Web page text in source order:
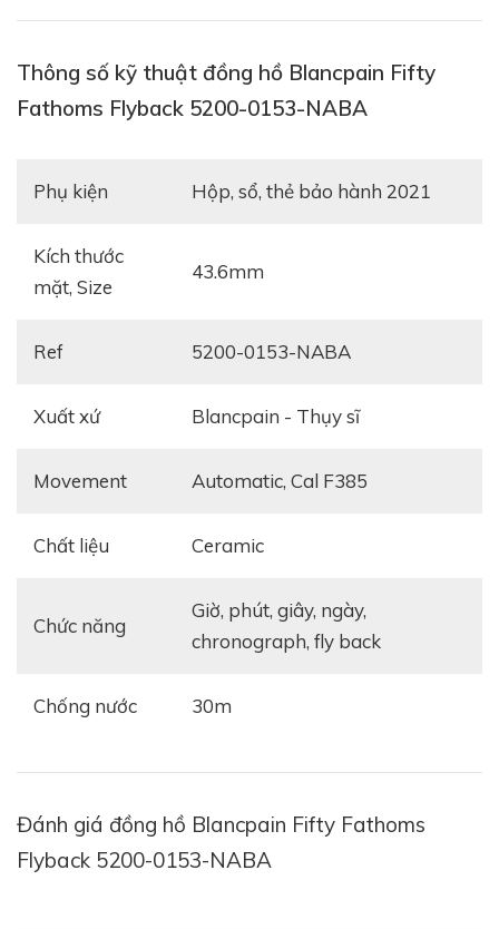
Tất nhiên, điều này sẽ dẫn tới việc chiếc đồng hồ có
thêm hai nút bấm bên cạnh núm vặn chỉnh giờ. Có
theo đó càng nhiều vị trí nước có thể chui vào máy.
Fifty Fathoms Flyback 5200-0153-NABA
định hình dòng đồng hồ lặn
Thông số kỹ thuật đồng hồ Blancpain Fifty
Fathoms Flyback 5200-0153-NABA
Phụ kiện hộp, sổ, thẻ bảo hành 2021
Kích thước
mặt, Size
43.6mm
Ref 5200-0153-NABA
Xuất xứ Blancpain - Thụy sĩ
Movement automatic, Cal F385
Chất liệu ceramic
Chức năng
giờ, phút, giây, ngày,
chronograph, fly back
Chống nước 30m
Đánh giá đồng hồ Blancpain Fifty Fathoms
Flyback 5200-0153-NABA